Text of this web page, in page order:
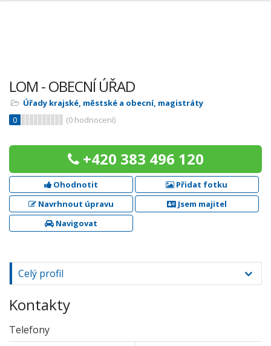
LOM - OBECNÍ ÚŘAD
Úřady krajské, městské a obecní, magistráty
0
(0 hodnocení)
+420 383 496 120
Ohodnotit
Přidat fotku
Navrhnout úpravu
Jsem majitel
Navigovat
Celý profil
Kontakty
Telefony